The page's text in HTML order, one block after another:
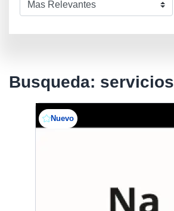
Busqueda: servicios
Nuevo